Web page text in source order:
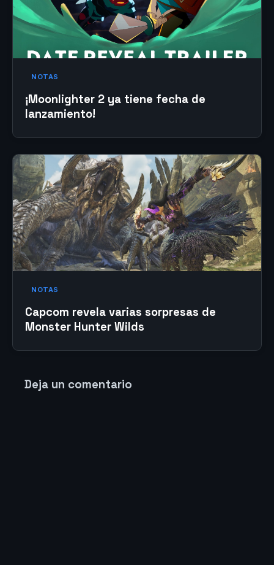
NOTAS
¡Moonlighter 2 ya tiene fecha de
lanzamiento!
NOTAS
Capcom revela varias sorpresas de
Monster Hunter Wilds
Deja un comentario